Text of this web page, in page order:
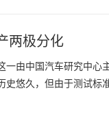
两极分化
由中国汽车研究中心
悠久，但由于测试标